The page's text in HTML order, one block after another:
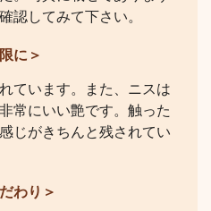
認してみて下さい。
に＞
ています。また、ニスは
常にいい艶です。触った
じがきちんと残されてい
わり＞